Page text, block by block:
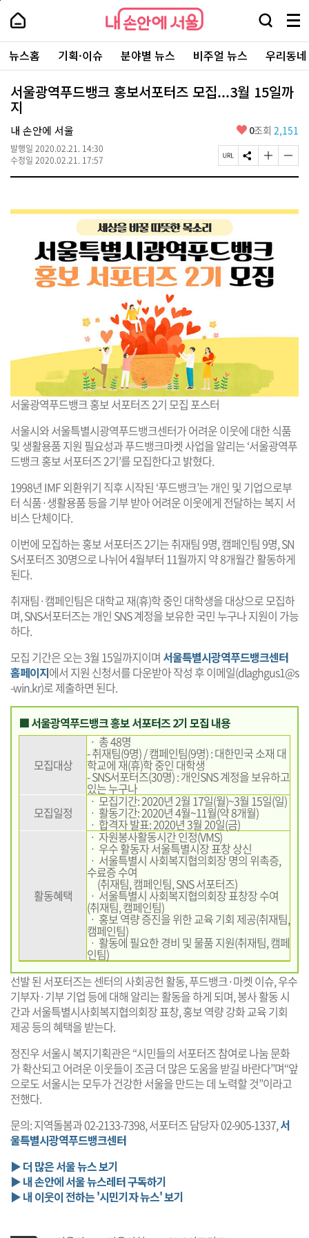
본
로
가
내
손
안
에
서
울
-
서
울
시
대
표
소
통
포
내
손
에
울
검
창
열
기
메
뉴
전
체
보
기
주
요
서
뉴스홈 기획·이슈 분야별 뉴스 비주얼 뉴스 우리동
서울광역푸드뱅크 홍보서포터즈 모집...3월 15일까
지
내 손안에 서울
발행일 2020.02.21. 14:30
수정일 2020.02.21. 17:57
좋
요
0조회 2,151
페
이
R
L
복
사
S
N
유
하
글
자
크
게
경
하
기
글
자
작
게
서울광역푸드뱅크 홍보 서포터즈 2기 모집 포스터
서울시와 서울특별시광역푸드뱅크센터가 어려운 이웃에 대한 식품
및 생활용품 지원 필요성과 푸드뱅크마켓 사업을 알리는 ‘서울광역푸
드뱅크 홍보 서포터즈 2기’를 모집한다고 밝혔다.
1998년 IMF 외환위기 직후 시작된 ‘푸드뱅크’는 개인 및 기업으로부
터 식품·생활용품 등을 기부 받아 어려운 이웃에게 전달하는 복지 서
비스 단체이다.
이번에 모집하는 홍보 서포터즈 2기는 취재팀 9명, 캠페인팀 9명, SN
S서포터즈 30명으로 나뉘어 4월부터 11월까지 약 8개월간 활동하게
된다.
취재팀·캠페인팀은 대학교 재(휴)학 중인 대학생을 대상으로 모집하
며, SNS서포터즈는 개인 SNS 계정을 보유한 국민 누구나 지원이 가능
하다.
모집 기간은 오는 3월 15일까지이며 서울특별시광역푸드뱅크센터
홈페이지에서 지원 신청서를 다운받아 작성 후 이메일(dlaghgus1@s
-win.kr)로 제출하면 된다.
■ 서울광역푸드뱅크 홍보 서포터즈 2기 모집 내용
모집대상
ㆍ 총 48명
- 취재팀(9명) / 캠페인팀(9명) : 대한민국 소재 대
학교에 재(휴)학 중인 대학생
- SNS서포터즈(30명) : 개인SNS 계정을 보유하고
있는 누구나
모집일정
ㆍ 모집기간: 2020년 2월 17일(월)~3월 15일(일)
ㆍ 활동기간: 2020년 4월~11월(약 8개월)
ㆍ 합격자 발표: 2020년 3월 20일(금)
활동혜택
ㆍ 자원봉사활동시간 인정(VMS)
ㆍ 우수 활동자 서울특별시장 표창 상신
ㆍ 서울특별시 사회복지협의회장 명의 위촉증,
수료증 수여
(취재팀, 캠페인팀, SNS 서포터즈)
ㆍ 서울특별시 사회복지협의회장 표창장 수여
(취재팀, 캠페인팀)
ㆍ 홍보 역량 증진을 위한 교육 기회 제공(취재팀,
캠페인팀)
ㆍ 활동에 필요한 경비 및 물품 지원(취재팀, 캠페
인팀)
선발 된 서포터즈는 센터의 사회공헌 활동, 푸드뱅크·마켓 이슈, 우수
기부자·기부 기업 등에 대해 알리는 활동을 하게 되며, 봉사 활동 시
간과 서울특별시사회복지협의회장 표창, 홍보 역량 강화 교육 기회
제공 등의 혜택을 받는다.
정진우 서울시 복지기획관은 “시민들의 서포터즈 참여로 나눔 문화
가 확산되고 어려운 이웃들이 조금 더 많은 도움을 받길 바란다”며“앞
으로도 서울시는 모두가 건강한 서울을 만드는 데 노력할 것”이라고
전했다.
문의: 지역돌봄과 02-2133-7398, 서포터즈 담당자 02-905-1337,서
울특별시광역푸드뱅크센터
▶ 더 많은 서울 뉴스 보기
▶ 내 손안에 서울 뉴스레터 구독하기
▶ 내 이웃이 전하는 '시민기자 뉴스' 보기
기
페
상
단
로